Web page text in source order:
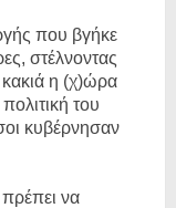
που βγήκε
στέλνοντας
κακιά η (χ)ώρα
του
κυβέρνησαν
να